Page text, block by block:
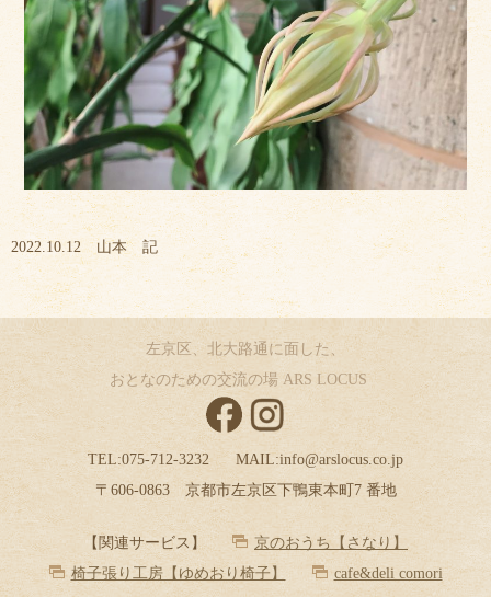
2022.10.12 山本 記
左京区、北大路通に面した、
おとなのための交流の場 ARS LOCUS
TEL:075-712-3232 MAIL:info@arslocus.co.jp
〒606-0863 京都市左京区下鴨東本町7 番地
【関連サービス】
京のおうち【さなり】
椅子張り工房【ゆめおり椅子】
cafe&deli comori